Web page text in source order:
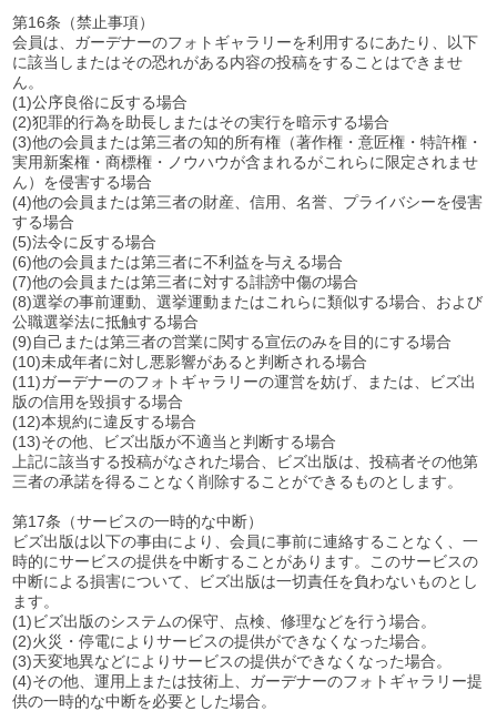
第16条（禁止事項）
会員は、ガーデナーのフォトギャラリーを利用するにあたり、以下
に該当しまたはその恐れがある内容の投稿をすることはできませ
ん。
(1)公序良俗に反する場合
(2)犯罪的行為を助長しまたはその実行を暗示する場合
(3)他の会員または第三者の知的所有権（著作権・意匠権・特許権・
実用新案権・商標権・ノウハウが含まれるがこれらに限定されませ
ん）を侵害する場合
(4)他の会員または第三者の財産、信用、名誉、プライバシーを侵害
する場合
(5)法令に反する場合
(6)他の会員または第三者に不利益を与える場合
(7)他の会員または第三者に対する誹謗中傷の場合
(8)選挙の事前運動、選挙運動またはこれらに類似する場合、および
公職選挙法に抵触する場合
(9)自己または第三者の営業に関する宣伝のみを目的にする場合
(10)未成年者に対し悪影響があると判断される場合
(11)ガーデナーのフォトギャラリーの運営を妨げ、または、ビズ出
版の信用を毀損する場合
(12)本規約に違反する場合
(13)その他、ビズ出版が不適当と判断する場合
上記に該当する投稿がなされた場合、ビズ出版は、投稿者その他第
三者の承諾を得ることなく削除することができるものとします。
第17条（サービスの一時的な中断）
ビズ出版は以下の事由により、会員に事前に連絡することなく、一
時的にサービスの提供を中断することがあります。このサービスの
中断による損害について、ビズ出版は一切責任を負わないものとし
ます。
(1)ビズ出版のシステムの保守、点検、修理などを行う場合。
(2)火災・停電によりサービスの提供ができなくなった場合。
(3)天変地異などによりサービスの提供ができなくなった場合。
(4)その他、運用上または技術上、ガーデナーのフォトギャラリー提
供の一時的な中断を必要とした場合。